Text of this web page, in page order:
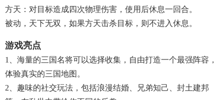
方天：对目标造成四次物理伤害，使用后休息一回合。
被动，天下无双，如果方天击杀目标，则不进入休息。
游戏亮点
1、海量的三国名将可以选择收集，自由打造一个最强阵容，
体验真实的三国地图。
2、趣味的社交玩法，包括浪漫结婚、兄弟知己、封土建邦